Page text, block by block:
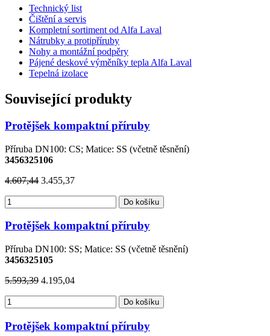
Technický list
Čištění a servis
Kompletní sortiment od Alfa Laval
Nátrubky a protipříruby
Nohy a montážní podpěry
Pájené deskové výměníky tepla Alfa Laval
Tepelná izolace
Související produkty
Protějšek kompaktní příruby
Příruba DN100: CS; Matice: SS (včetně těsnění)
3456325106
4.607,44 3.455,37
Do košíku
Protějšek kompaktní příruby
Příruba DN100: SS; Matice: SS (včetně těsnění)
3456325105
5.593,39 4.195,04
Do košíku
Protějšek kompaktní příruby